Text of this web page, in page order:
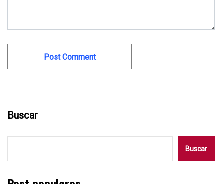
Buscar
Buscar